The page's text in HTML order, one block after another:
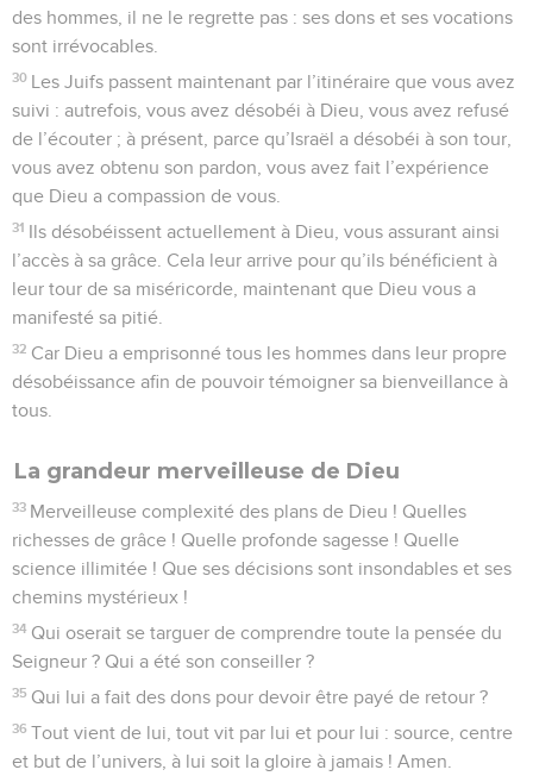
des hommes, il ne le regrette pas : ses dons et ses vocations
sont irrévocables.
30 Les Juifs passent maintenant par l’itinéraire que vous avez
suivi : autrefois, vous avez désobéi à Dieu, vous avez refusé
de l’écouter ; à présent, parce qu’Israël a désobéi à son tour,
vous avez obtenu son pardon, vous avez fait l’expérience
que Dieu a compassion de vous.
31 Ils désobéissent actuellement à Dieu, vous assurant ainsi
l’accès à sa grâce. Cela leur arrive pour qu’ils bénéficient à
leur tour de sa miséricorde, maintenant que Dieu vous a
manifesté sa pitié.
32 Car Dieu a emprisonné tous les hommes dans leur propre
désobéissance afin de pouvoir témoigner sa bienveillance à
tous.
La grandeur merveilleuse de Dieu
33 Merveilleuse complexité des plans de Dieu ! Quelles
richesses de grâce ! Quelle profonde sagesse ! Quelle
science illimitée ! Que ses décisions sont insondables et ses
chemins mystérieux !
34 Qui oserait se targuer de comprendre toute la pensée du
Seigneur ? Qui a été son conseiller ?
35 Qui lui a fait des dons pour devoir être payé de retour ?
36 Tout vient de lui, tout vit par lui et pour lui : source, centre
et but de l’univers, à lui soit la gloire à jamais ! Amen.